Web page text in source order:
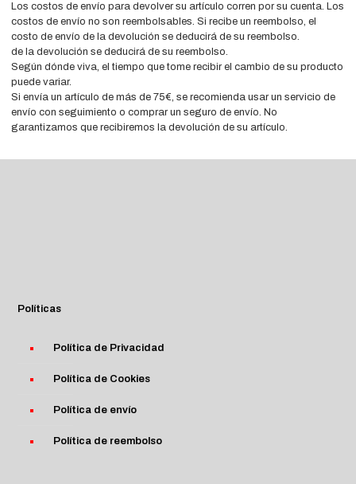
Los costos de envío para devolver su artículo corren por su cuenta. Los
costos de envío no son reembolsables. Si recibe un reembolso, el
costo de envío de la devolución se deducirá de su reembolso.
de la devolución se deducirá de su reembolso.
Según dónde viva, el tiempo que tome recibir el cambio de su producto
puede variar.
Si envía un artículo de más de 75€, se recomienda usar un servicio de
envío con seguimiento o comprar un seguro de envío. No
garantizamos que recibiremos la devolución de su artículo.
Políticas
Política de Privacidad
Política de Cookies
Política de envío
Política de reembolso